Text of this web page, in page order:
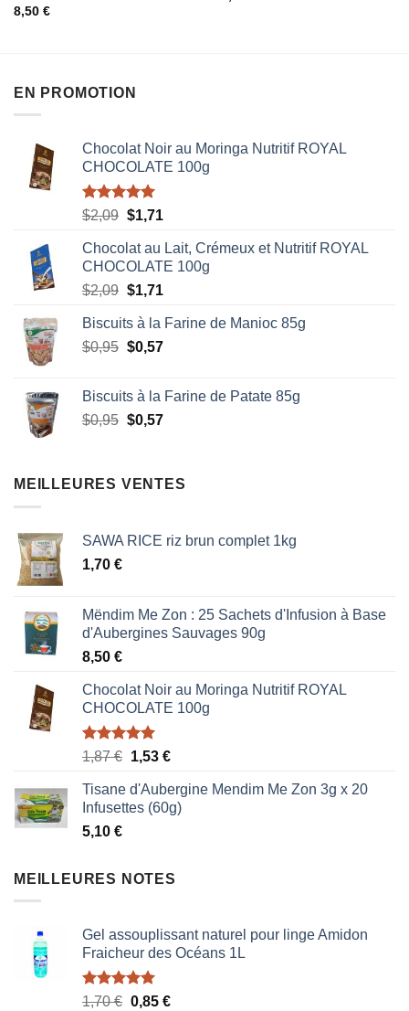
0
8,50 €
EN PROMOTION
Chocolat Noir au Moringa Nutritif ROYAL
CHOCOLATE 100g
Note5.00
$2,09 Le
initial
était :
$2,09.
$1,71
actuel
est :
$1,71.
Chocolat au Lait, Crémeux et Nutritif ROYAL
CHOCOLATE 100g
$2,09 Le
initial
était :
$1,71
actuel
est :
Biscuits à la Farine de Manioc 85g
$0,95 Le
était :
$0,95.
$0,57Le
est :
$0,57.
Biscuits à la Farine de Patate 85g
$0,95 Le
était :
$0,57Le
est :
MEILLEURES VENTES
SAWA RICE riz brun complet 1kg
1,70 €
Mëndim Me Zon : 25 Sachets d'Infusion à Base
d'Aubergines Sauvages 90g
8,50 €
Chocolat Noir au Moringa Nutritif ROYAL
CHOCOLATE 100g
Note5.00
1,87€ Le
initial
était :
1,53 €Le
actuel
est :
Tisane d'Aubergine Mendim Me Zon 3g x 20
Infusettes (60g)
5,10 €
MEILLEURES NOTES
Gel assouplissant naturel pour linge Amidon
Fraicheur des Océans 1L
Note5.00
1,70€ Le
0,85 €Le